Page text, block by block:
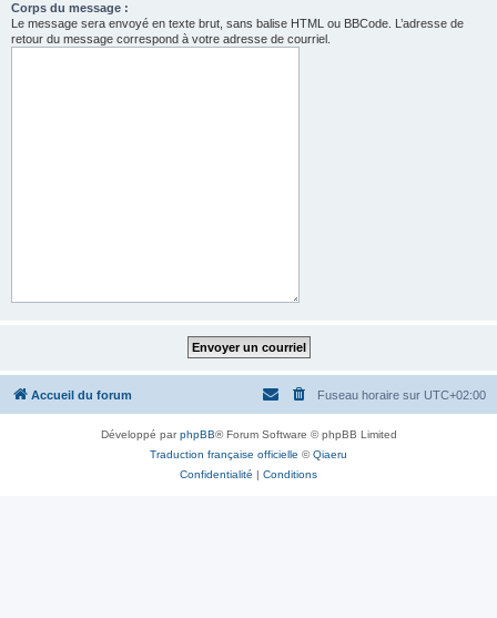
Corps du message :
Le message sera envoyé en texte brut, sans balise HTML ou BBCode. L’adresse de
retour du message correspond à votre adresse de courriel.
Accueil du forum Fuseau horaire sur UTC+02:00
Développé parphpBB® Forum Software © phpBB Limited
Traduction française officielle ©Qiaeru
Confidentialité | Conditions